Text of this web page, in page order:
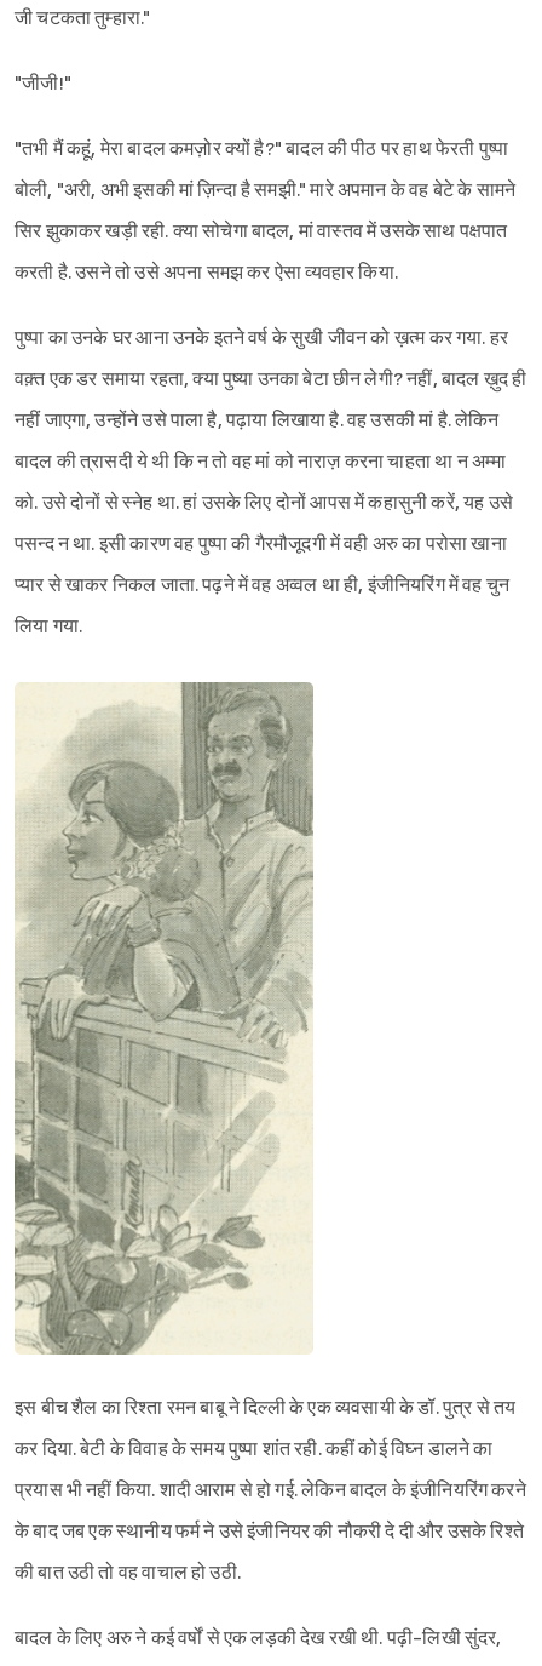
Sign in
जी चटकता तुम्हारा."
"जीजी!"
"तभी मैं कहूं, मेरा बादल कमज़ोर क्यों है?" बादल की पीठ पर हाथ फेरती पुष्पा
बोली, "अरी, अभी इसकी मां ज़िन्दा है समझी." मारे अपमान के वह बेटे के सामने
सिर झुकाकर खड़ी रही. क्या सोचेगा बादल, मां वास्तव में उसके साथ पक्षपात
करती है. उसने तो उसे अपना समझ कर ऐसा व्यवहार किया.
पुष्पा का उनके घर आना उनके इतने वर्ष के सुखी जीवन को ख़त्म कर गया. हर
वक़्त एक डर समाया रहता, क्या पुष्या उनका बेटा छीन लेगी? नहीं, बादल ख़ुद ही
नहीं जाएगा, उन्होंने उसे पाला है, पढ़ाया लिखाया है. वह उसकी मां है. लेकिन
बादल की त्रासदी ये थी कि न तो वह मां को नाराज़ करना चाहता था न अम्मा
को. उसे दोनों से स्नेह था. हां उसके लिए दोनों आपस में कहासुनी करें, यह उसे
पसन्द न था. इसी कारण वह पुष्पा की गैरमौजूदगी में वही अरु का परोसा खाना
प्यार से खाकर निकल जाता. पढ़ने में वह अव्वल था ही, इंजीनियरिंग में वह चुन
लिया गया.
इस बीच शैल का रिश्ता रमन बाबू ने दिल्ली के एक व्यवसायी के डॉ. पुत्र से तय
कर दिया. बेटी के विवाह के समय पुष्पा शांत रही. कहीं कोई विघ्न डालने का
प्रयास भी नहीं किया. शादी आराम से हो गई. लेकिन बादल के इंजीनियरिंग करने
के बाद जब एक स्थानीय फर्म ने उसे इंजीनियर की नौकरी दे दी और उसके रिश्ते
की बात उठी तो वह वाचाल हो उठी.
बादल के लिए अरु ने कई वर्षों से एक लड़की देख रखी थी. पढ़ी-लिखी सुंदर,